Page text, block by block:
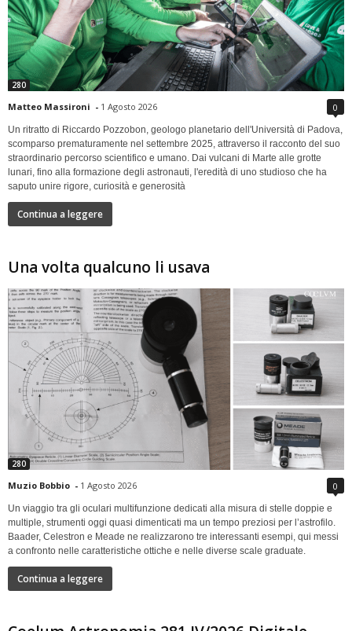
280
Matteo Massironi - 1 Agosto 2026 0
Un ritratto di Riccardo Pozzobon, geologo planetario dell'Università di Padova,
scomparso prematuramente nel settembre 2025, attraverso il racconto del suo
straordinario percorso scientifico e umano. Dai vulcani di Marte alle grotte
lunari, fino alla formazione degli astronauti, l'eredità di uno studioso che ha
saputo unire rigore, curiosità e generosità
Continua a leggere
Una volta qualcuno li usava
280
Muzio Bobbio - 1 Agosto 2026 0
Un viaggio tra gli oculari multifunzione dedicati alla misura di stelle doppie e
multiple, strumenti oggi quasi dimenticati ma un tempo preziosi per l’astrofilo.
Baader, Celestron e Meade ne realizzarono tre interessanti esempi, qui messi
a confronto nelle caratteristiche ottiche e nelle diverse scale graduate.
Continua a leggere